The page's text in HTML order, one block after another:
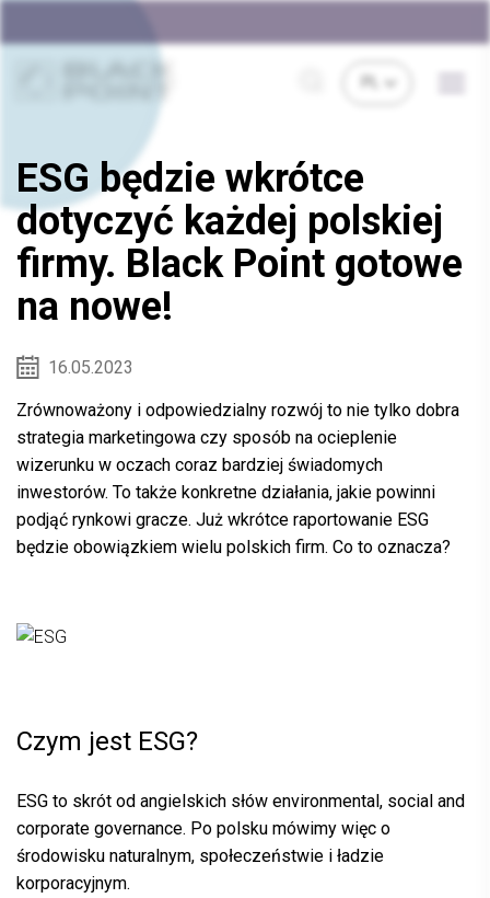
ESG będzie wkrótce
dotyczyć każdej polskiej
firmy. Black Point gotowe
na nowe!
16.05.2023
Zrównoważony i odpowiedzialny rozwój to nie tylko dobra
strategia marketingowa czy sposób na ocieplenie
wizerunku w oczach coraz bardziej świadomych
inwestorów. To także konkretne działania, jakie powinni
podjąć rynkowi gracze. Już wkrótce raportowanie ESG
będzie obowiązkiem wielu polskich firm. Co to oznacza?
Czym jest ESG?
ESG to skrót od angielskich słów environmental, social and
corporate governance. Po polsku mówimy więc o
środowisku naturalnym, społeczeństwie i ładzie
korporacyjnym.